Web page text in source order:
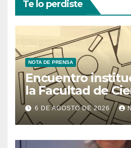
Te lo perdiste
NOTA DE PRENSA
Encuentro
la Facultad de
Ministerio de
Tecnología
6 DE AGOSTO DE 2026